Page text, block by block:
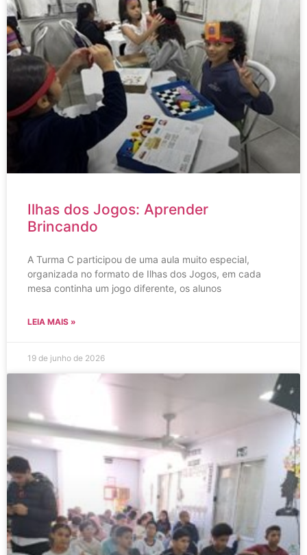
Ilhas dos Jogos: Aprender
Brincando
A Turma C participou de uma aula muito especial,
organizada no formato de Ilhas dos Jogos, em cada
mesa continha um jogo diferente, os alunos
LEIA MAIS »
19 de junho de 2026